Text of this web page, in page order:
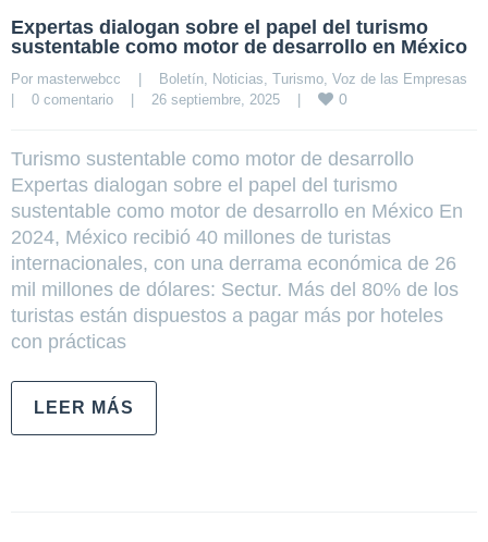
Expertas dialogan sobre el papel del turismo
sustentable como motor de desarrollo en México
Por masterwebcc Boletín, Noticias, Turismo, Voz de las Empresas
0 comentario 26 septiembre, 2025 0
Turismo sustentable como motor de desarrollo
Expertas dialogan sobre el papel del turismo
sustentable como motor de desarrollo en México En
2024, México recibió 40 millones de turistas
internacionales, con una derrama económica de 26
mil millones de dólares: Sectur. Más del 80% de los
turistas están dispuestos a pagar más por hoteles
con prácticas
LEER MÁS